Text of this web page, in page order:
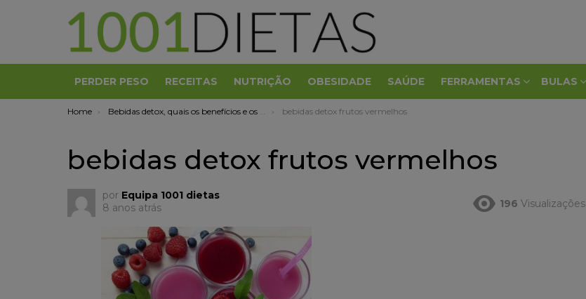
PERDER PESO RECEITAS NUTRIÇÃO OBESIDADE SAÚDE FERRAMENTAS BULAS
You are here:
Home Bebidas detox, quais os benefícios e os riscos para a saúde? bebidas detox frutos vermelhos
bebidas detox frutos vermelhos
por Equipa 1001 dietas
8 anos atrás
196 Visualizações